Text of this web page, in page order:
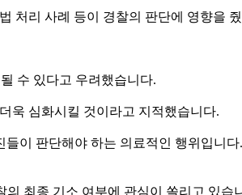
처리 사례 등이 경찰의 판단에 영향을
수 있다고 우려했습니다.
욱 심화시킬 것이라고 지적했습니다.
이 판단해야 하는 의료적인 행위입니
최종 기소 여부에 관심이 쏠리고 있습